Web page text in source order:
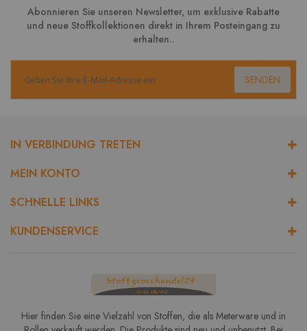
Abonnieren Sie unseren Newsletter, um exklusive Rabatte
und neue Stoffkollektionen direkt in Ihrem Posteingang zu
erhalten..
SENDEN
IN VERBINDUNG TRETEN
MEIN KONTO
SCHNELLE LINKS
KUNDENSERVICE
Hier finden Sie eine Vielzahl von Stoffen, die als Meterware und in